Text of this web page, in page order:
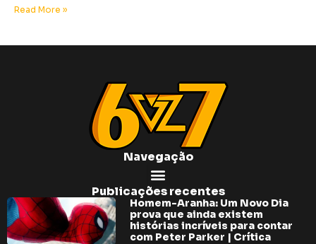
Read More »
Navegação
Publicações recentes
Homem-Aranha: Um Novo Dia
prova que ainda existem
histórias incríveis para contar
com Peter Parker | Crítica